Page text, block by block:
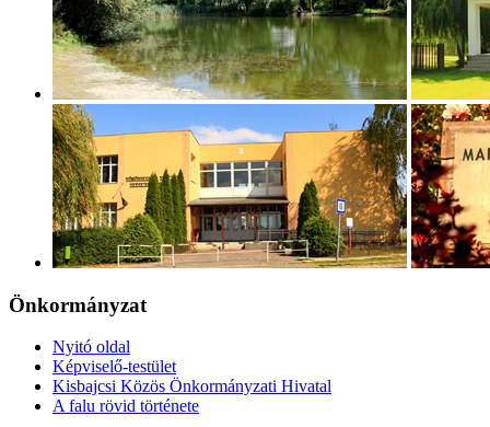
Önkormányzat
Nyitó oldal
Képviselő-testület
Kisbajcsi Közös Önkormányzati Hivatal
A falu rövid története